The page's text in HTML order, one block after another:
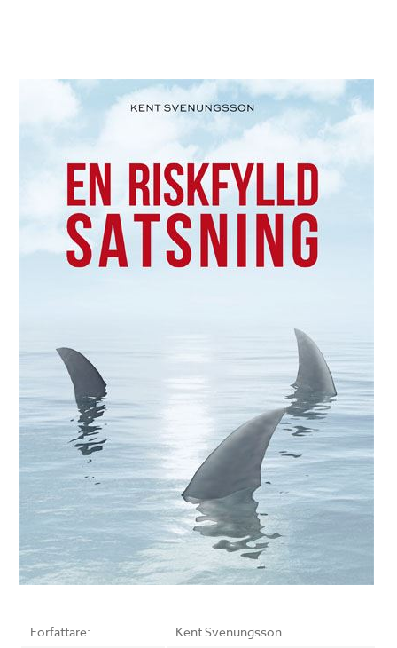
Författare:
Kent Svenungsson